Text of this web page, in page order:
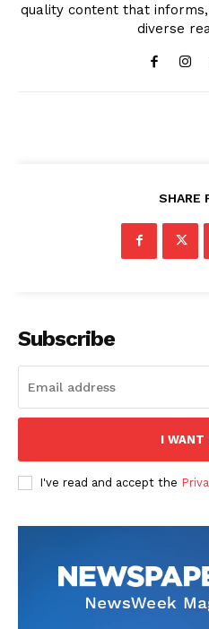
quality content that
diverse
SHARE
Subscribe
I WANT
I've read and accept the